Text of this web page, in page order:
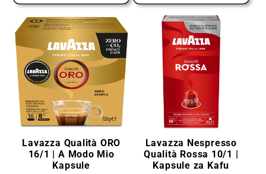
Lavazza Qualità ORO
16/1 | A Modo Mio
Kapsule
Lavazza Nespresso
Qualità Rossa 10/1 |
Kapsule za Kafu